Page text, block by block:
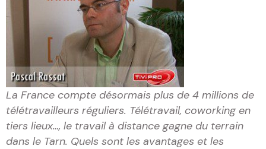
La France compte désormais plus de 4 millions de
télétravailleurs réguliers. Télétravail, coworking en
tiers lieux…, le travail à distance gagne du terrain
dans le Tarn. Quels sont les avantages et les